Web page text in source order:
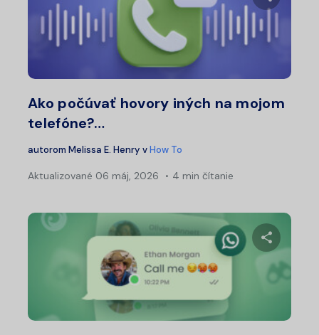
Ako počúvať hovory iných na mojom
telefóne?…
autorom Melissa E. Henry vHow To
Aktualizované 06 máj, 2026 4 min čítanie